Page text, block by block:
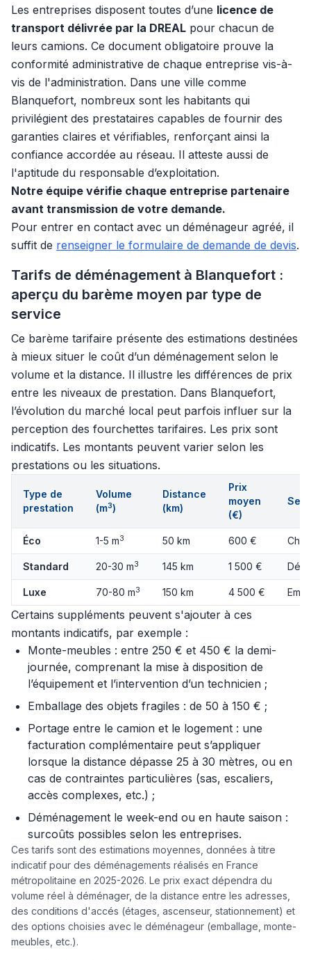
Les entreprises disposent toutes d’une licence de
transport délivrée par la DREAL pour chacun de
leurs camions. Ce document obligatoire prouve la
conformité administrative de chaque entreprise vis-à-
vis de l'administration. Dans une ville comme
Blanquefort, nombreux sont les habitants qui
privilégient des prestataires capables de fournir des
garanties claires et vérifiables, renforçant ainsi la
confiance accordée au réseau. Il atteste aussi de
l'aptitude du responsable d’exploitation.
Notre équipe vérifie chaque entreprise partenaire
avant transmission de votre demande.
Pour entrer en contact avec un déménageur agréé, il
suffit de renseigner le formulaire de demande de devis.
Tarifs de déménagement à Blanquefort :
aperçu du barème moyen par type de
service
Ce barème tarifaire présente des estimations destinées
à mieux situer le coût d’un déménagement selon le
volume et la distance. Il illustre les différences de prix
entre les niveaux de prestation. Dans Blanquefort,
l’évolution du marché local peut parfois influer sur la
perception des fourchettes tarifaires. Les prix sont
indicatifs. Les montants peuvent varier selon les
prestations ou les situations.
Type de
prestation
Volume
(m3)
Distance
(km)
Prix
moyen
(€)
Éco 1-5 m3 50 km 600 €
Standard 20-30 m3 145 km 1 500 €
Luxe 70-80 m3 150 km 4 500 €
Certains suppléments peuvent s'ajouter à ces
montants indicatifs, par exemple :
Monte-meubles : entre 250 € et 450 € la demi-
journée, comprenant la mise à disposition de
l’équipement et l’intervention d’un technicien ;
Emballage des objets fragiles : de 50 à 150 € ;
Portage entre le camion et le logement : une
facturation complémentaire peut s’appliquer
lorsque la distance dépasse 25 à 30 mètres, ou en
cas de contraintes particulières (sas, escaliers,
accès complexes, etc.) ;
Déménagement le week-end ou en haute saison :
surcoûts possibles selon les entreprises.
Ces tarifs sont des estimations moyennes, données à titre
indicatif pour des déménagements réalisés en France
métropolitaine en 2025-2026. Le prix exact dépendra du
volume réel à déménager, de la distance entre les adresses,
des conditions d'accés (étages, ascenseur, stationnement) et
des options choisies avec le déménageur (emballage, monte-
meubles, etc.).